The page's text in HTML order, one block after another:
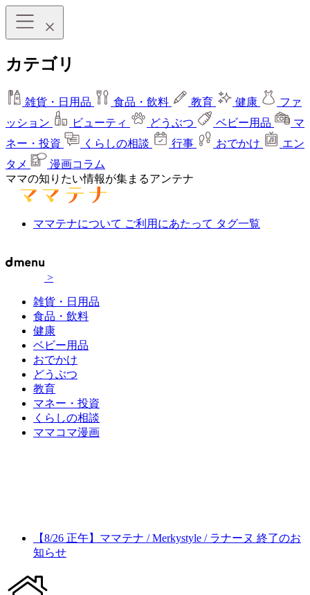
カテゴリ
雑貨・日用品 食品・飲料 教育 健康
ファ
ッション
ビューティ どうぶつ ベビー用品
マ
ネー・投資
くらしの相談 行事 おでかけ
エン
タメ
漫画コラム
ママの知りたい情報が集まるアンテナ
ママテナについて ご利用にあたって タグ一覧
>
雑貨・日用品
食品・飲料
健康
ベビー用品
おでかけ
どうぶつ
教育
マネー・投資
くらしの相談
ママコマ漫画
【8/26 正午】ママテナ / Merkystyle / ラナーヌ 終了のお
知らせ